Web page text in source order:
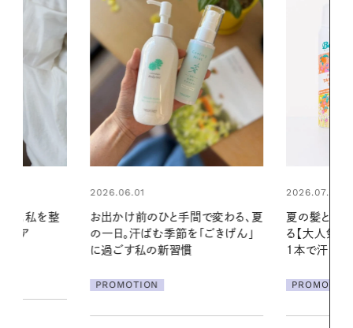
変わる、夏
ごきげん」
2026.07.24
夏の髪と心が瞬時にリフレッシュす
る【大人気のドライシャンプー】 この
1本で汗ばむ季節も一日中心地よく
PROMOTION
2026.06.01
真夏に向け
やりジェルと
地よくうるお